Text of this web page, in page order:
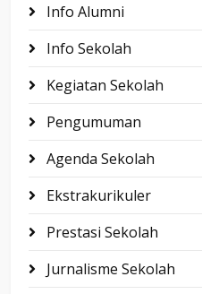
Info Alumni
Info Sekolah
Kegiatan Sekolah
Pengumuman
Agenda Sekolah
Ekstrakurikuler
Prestasi Sekolah
Jurnalisme Sekolah